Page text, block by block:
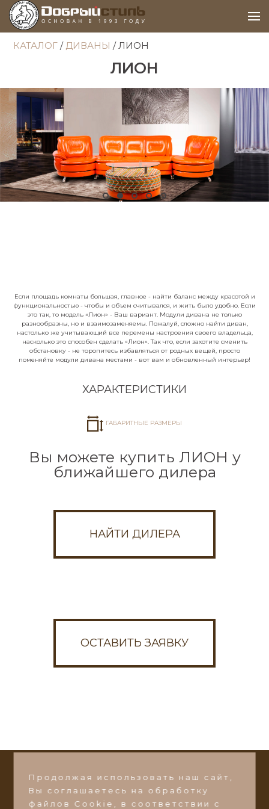
Продолжая использовать наш сайт,
Вы соглашаетесь на обработку
файлов Сookie, в соответствии с
КАТАЛОГ/ ДИВАНЫ/ ЛИОН
ЛИОН
Item 1Item 2Item 3Item 4Item 5
Если площадь комнаты большая, главное - найти баланс между красотой и
функциональностью - чтобы и объем считывался, и жить было удобно. Если
это так, то модель «Лион» - Ваш вариант. Модули дивана не только
разнообразны, но и взаимозаменяемы. Пожалуй, сложно найти диван,
настолько же учитывающий все перемены настроения своего владельца,
насколько это способен сделать «Лион». Так что, если захотите сменить
обстановку - не торопитесь избавляться от родных вещей, просто
поменяйте модули дивана местами - вот вам и обновленный интерьер!
ХАРАКТЕРИСТИКИ
ГАБАРИТНЫЕ РАЗМЕРЫ
Вы можете купить ЛИОН у
ближайшего дилера
НАЙТИ ДИЛЕРА
ОСТАВИТЬ ЗАЯВКУ
СТАТЬ ДИЛЕРОМ
©2026 Фабрика мебели"Добрый Стиль"
Мы перезвоним вам в течение 5 минут и
проконсультируем по любым вопросам.
Ваше имя*
Город